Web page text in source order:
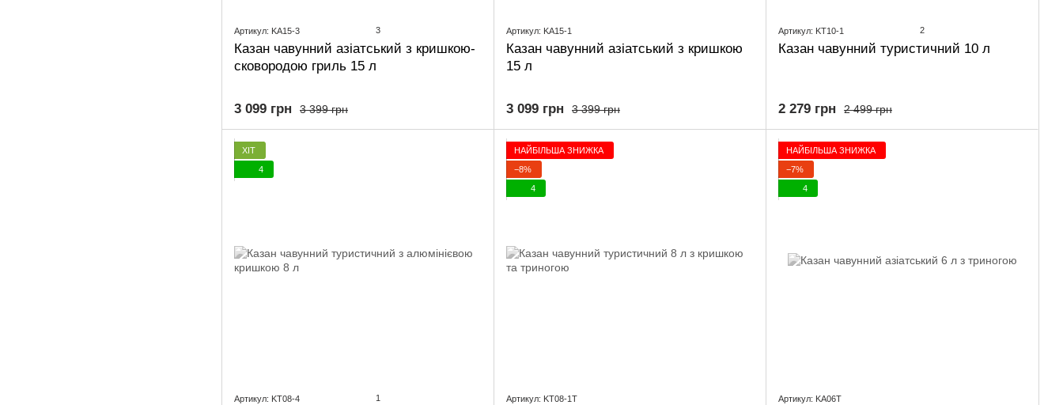
Артикул: KA15-3 3
Казан чавунний азіатський з кришкою-
сковородою гриль 15 л
3 399 грн
3 099 грн
Артикул: KA15-1
Казан чавунний азіатський з кришкою
15 л
3 399 грн
3 099 грн
Артикул: KT10-1 2
Казан чавунний туристичний 10 л
2 499 грн
2 279 грн
ХІТ
4
Артикул: KT08-4 1
НАЙБІЛЬША ЗНИЖКА
−8%
4
Артикул: KT08-1T
НАЙБІЛЬША ЗНИЖКА
−7%
4
Артикул: KA06T